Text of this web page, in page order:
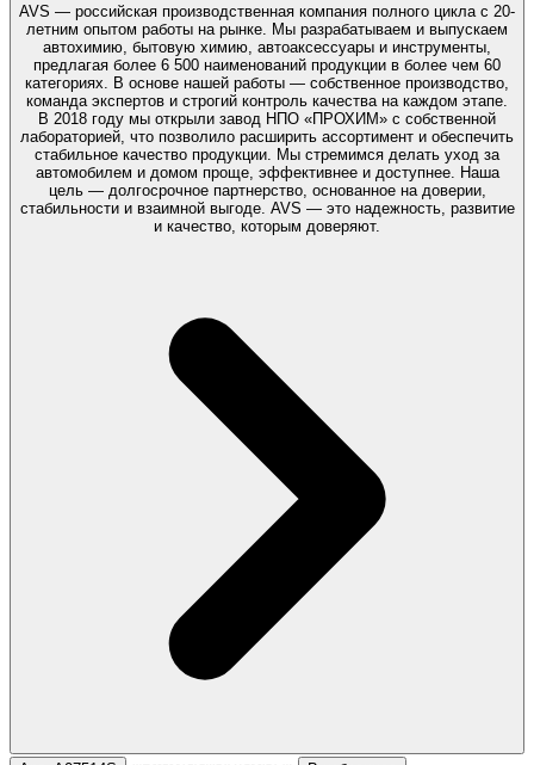
AVS — российская производственная компания полного цикла с 20-
летним опытом работы на рынке. Мы разрабатываем и выпускаем
автохимию, бытовую химию, автоаксессуары и инструменты,
предлагая более 6 500 наименований продукции в более чем 60
категориях. В основе нашей работы — собственное производство,
команда экспертов и строгий контроль качества на каждом этапе.
В 2018 году мы открыли завод НПО «ПРОХИМ» с собственной
лабораторией, что позволило расширить ассортимент и обеспечить
стабильное качество продукции. Мы стремимся делать уход за
автомобилем и домом проще, эффективнее и доступнее. Наша
цель — долгосрочное партнерство, основанное на доверии,
стабильности и взаимной выгоде. AVS — это надежность, развитие
и качество, которым доверяют.